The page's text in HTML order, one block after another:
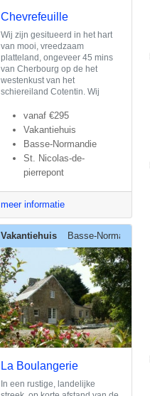
Chevrefeuille
Wij zijn gesitueerd in het hart
van mooi, vreedzaam
platteland, ongeveer 45 mins
van Cherbourg op de het
westenkust van het
schiereiland Cotentin. Wij
vanaf €295
Vakantiehuis
Basse-Normandie
St. Nicolas-de-
pierrepont
meer informatie
Vakantiehuis Basse-Normandie
La Boulangerie
In een rustige, landelijke